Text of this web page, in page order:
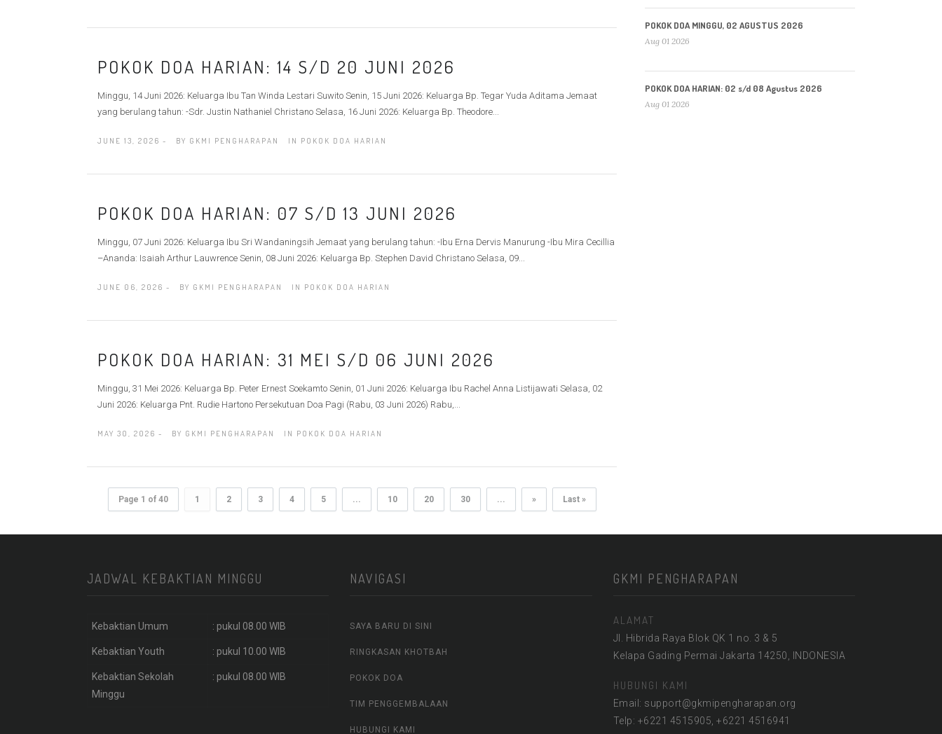
POKOK DOA HARIAN: 14 S/D 20 JUNI 2026
Minggu, 14 Juni 2026: Keluarga Ibu Tan Winda Lestari Suwito Senin, 15 Juni 2026: Keluarga Bp. Tegar Yuda Aditama Jemaat
yang berulang tahun: -Sdr. Justin Nathaniel Christano Selasa, 16 Juni 2026: Keluarga Bp. Theodore...
JUNE 13, 2026 - BY GKMI PENGHARAPAN IN POKOK DOA HARIAN
POKOK DOA HARIAN: 07 S/D 13 JUNI 2026
Minggu, 07 Juni 2026: Keluarga Ibu Sri Wandaningsih Jemaat yang berulang tahun: -Ibu Erna Dervis Manurung -Ibu Mira Cecillia
–Ananda: Isaiah Arthur Lauwrence Senin, 08 Juni 2026: Keluarga Bp. Stephen David Christano Selasa, 09...
JUNE 06, 2026 - BY GKMI PENGHARAPAN IN POKOK DOA HARIAN
POKOK DOA HARIAN: 31 MEI S/D 06 JUNI 2026
Minggu, 31 Mei 2026: Keluarga Bp. Peter Ernest Soekamto Senin, 01 Juni 2026: Keluarga Ibu Rachel Anna Listijawati Selasa, 02
Juni 2026: Keluarga Pnt. Rudie Hartono Persekutuan Doa Pagi (Rabu, 03 Juni 2026) Rabu,...
MAY 30, 2026 - BY GKMI PENGHARAPAN IN POKOK DOA HARIAN
Page 1 of 40 1 2 3 4 5 ... 10 20 30 ... » Last »
POKOK DOA MINGGU, 02 AGUSTUS 2026
Aug 01 2026
POKOK DOA HARIAN: 02 s/d 08 Agustus 2026
Aug 01 2026
JADWAL KEBAKTIAN MINGGU
Kebaktian Umum : pukul 08.00 WIB
Kebaktian Youth : pukul 10.00 WIB
Kebaktian Sekolah
Minggu
: pukul 08.00 WIB
NAVIGASI
SAYA BARU DI SINI
RINGKASAN KHOTBAH
POKOK DOA
TIM PENGGEMBALAAN
HUBUNGI KAMI
GKMI PENGHARAPAN
ALAMAT
Jl. Hibrida Raya Blok QK 1 no. 3 & 5
Kelapa Gading Permai Jakarta 14250, INDONESIA
HUBUNGI KAMI
Email: support@gkmipengharapan.org
Telp: +6221 4515905, +6221 4516941